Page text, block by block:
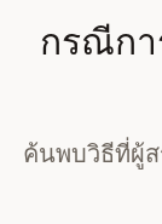
กรณีก
ค้นพบวิธีที่ผู้